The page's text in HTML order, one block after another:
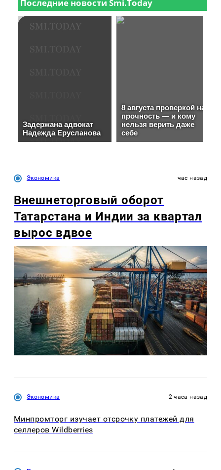
Экономика час назад
Внешнеторговый оборот
Татарстана и Индии за квартал
вырос вдвое
Экономика 2 часа назад
Минпромторг изучает отсрочку платежей для
селлеров Wildberries